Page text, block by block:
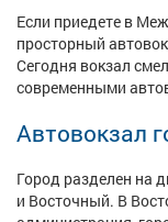
Если приедете в
просторный
Сегодня вокзал
современными
Автовокзал
Город разделен на
и Восточный. В